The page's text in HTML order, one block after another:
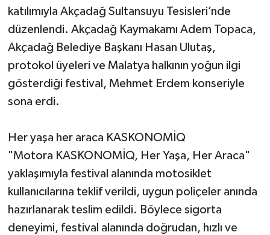
katılımıyla Akçadağ Sultansuyu Tesisleri’nde
düzenlendi. Akçadağ Kaymakamı Adem Topaca,
Akçadağ Belediye Başkanı Hasan Ulutaş,
protokol üyeleri ve Malatya halkının yoğun ilgi
gösterdiği festival, Mehmet Erdem konseriyle
sona erdi.
Her yaşa her araca KASKONOMİQ
"Motora KASKONOMİQ, Her Yaşa, Her Araca"
yaklaşımıyla festival alanında motosiklet
kullanıcılarına teklif verildi, uygun poliçeler anında
hazırlanarak teslim edildi. Böylece sigorta
deneyimi, festival alanında doğrudan, hızlı ve